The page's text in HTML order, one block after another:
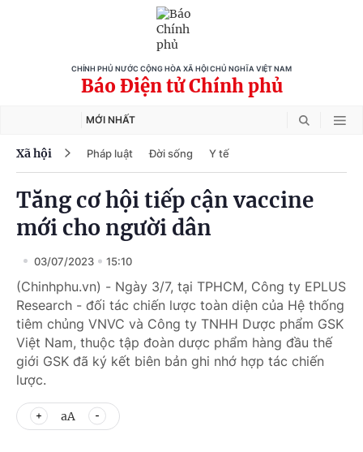
CHÍNH PHỦ NƯỚC CỘNG HÒA XÃ HỘI CHỦ NGHĨA VIỆT NAM
Báo Điện tử Chính phủ
MỚI NHẤT
Xã hội Pháp luật Đời sống Y tế
Tăng cơ hội tiếp cận vaccine
mới cho người dân
03/07/2023 15:10
(Chinhphu.vn) - Ngày 3/7, tại TPHCM, Công ty EPLUS
Research - đối tác chiến lược toàn diện của Hệ thống
tiêm chủng VNVC và Công ty TNHH Dược phẩm GSK
Việt Nam, thuộc tập đoàn dược phẩm hàng đầu thế
giới GSK đã ký kết biên bản ghi nhớ hợp tác chiến
lược.
aA